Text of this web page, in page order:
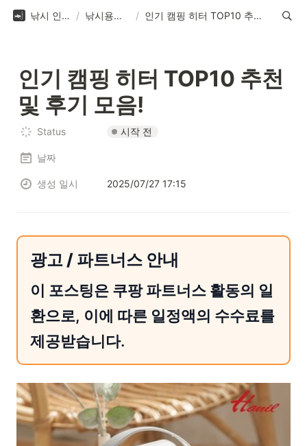
낚시 인사이트 / 낚시용품 리뷰 / 인기 캠핑 히터 TOP10 추천 및 후기 모음!
인기 캠핑 히터 TOP10 추천
및 후기 모음!
Status 시작 전
날짜
생성 일시 2025/07/27 17:15
광고 / 파트너스 안내
이 포스팅은 쿠팡 파트너스 활동의 일
환으로, 이에 따른 일정액의 수수료를
제공받습니다.